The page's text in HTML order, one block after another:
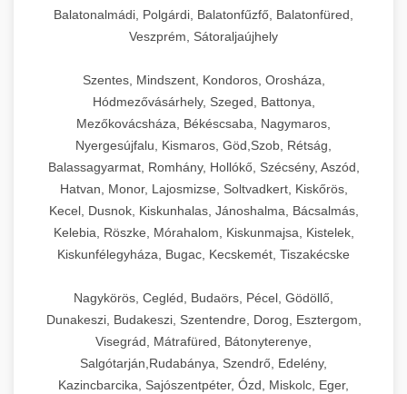
Balatonalmádi, Polgárdi, Balatonfűzfő, Balatonfüred,
Veszprém, Sátoraljaújhely
Szentes, Mindszent, Kondoros, Orosháza,
Hódmezővásárhely, Szeged, Battonya,
Mezőkovácsháza, Békéscsaba, Nagymaros,
Nyergesújfalu, Kismaros, Göd,Szob, Rétság,
Balassagyarmat, Romhány, Hollókő, Szécsény, Aszód,
Hatvan, Monor, Lajosmizse, Soltvadkert, Kiskőrös,
Kecel, Dusnok, Kiskunhalas, Jánoshalma, Bácsalmás,
Kelebia, Röszke, Mórahalom, Kiskunmajsa, Kistelek,
Kiskunfélegyháza, Bugac, Kecskemét, Tiszakécske
Nagykörös, Cegléd, Budaörs, Pécel, Gödöllő,
Dunakeszi, Budakeszi, Szentendre, Dorog, Esztergom,
Visegrád, Mátrafüred, Bátonyterenye,
Salgótarján,Rudabánya, Szendrő, Edelény,
Kazincbarcika, Sajószentpéter, Ózd, Miskolc, Eger,